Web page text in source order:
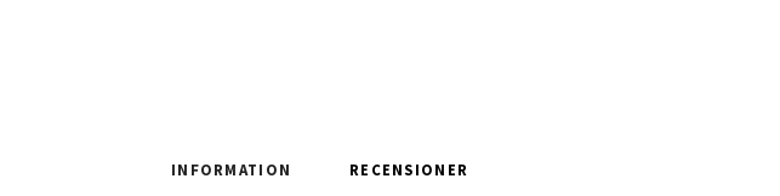
INFORMATION RECENSIONER